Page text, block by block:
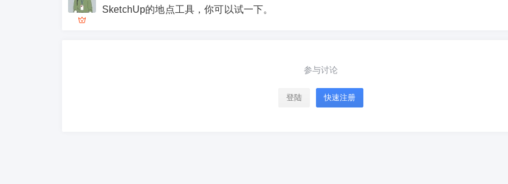
SketchUp的地点工具，你可以试一下。
参与讨论
登陆 快速注册